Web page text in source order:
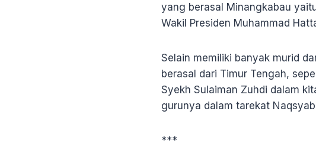
yang berasal Minangkabau
Wakil Presiden Muhammad
Selain memiliki banyak murid
berasal dari Timur Tengah,
Syekh Sulaiman Zuhdi dalam
gurunya dalam tarekat
***